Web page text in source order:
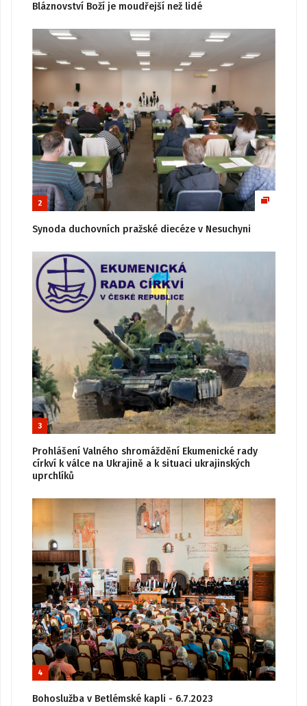
Bláznovství Boží je moudřejší než lidé
2
Synoda duchovních pražské diecéze v Nesuchyni
3
Prohlášení Valného shromáždění Ekumenické rady
církví k válce na Ukrajině a k situaci ukrajinských
uprchlíků
4
Bohoslužba v Betlémské kapli - 6.7.2023